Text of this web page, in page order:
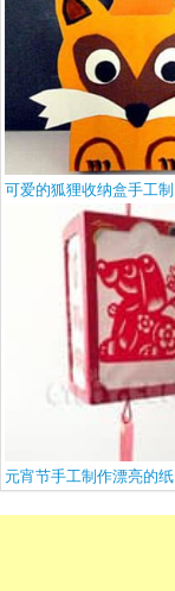
可爱的狐狸收纳盒手工制
元宵节手工制作漂亮的纸